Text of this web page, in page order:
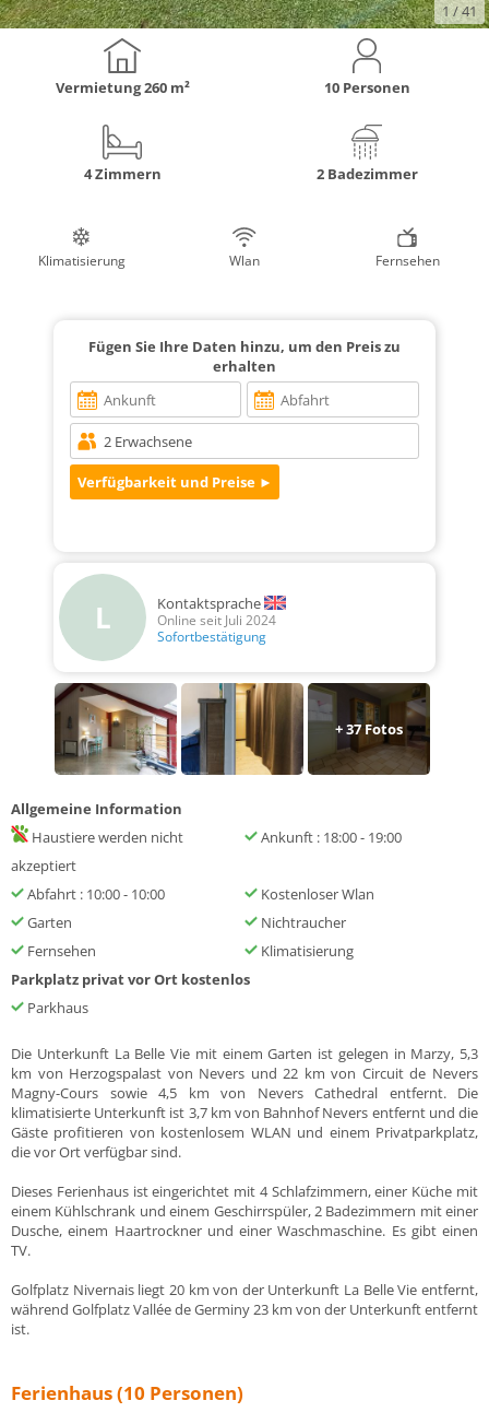
1/ 41
Vermietung260 m² 10 Personen
4 Zimmern 2 Badezimmer
Klimatisierung Wlan Fernsehen
Fügen Sie Ihre Daten hinzu, um den Preis zu
erhalten
L Kontaktsprache
Online seit Juli 2024
Sofortbestätigung
+37Fotos
Allgemeine Information
Haustiere werden nicht
akzeptiert
Ankunft : 18:00 - 19:00
Abfahrt : 10:00 - 10:00
Kostenloser Wlan
Garten
Nichtraucher
Fernsehen
Klimatisierung
Parkplatz privat vor Ort kostenlos
Parkhaus
Die Unterkunft La Belle Vie mit einem Garten ist gelegen in Marzy, 5,3
km von Herzogspalast von Nevers und 22 km von Circuit de Nevers
Magny-Cours sowie 4,5 km von Nevers Cathedral entfernt. Die
klimatisierte Unterkunft ist 3,7 km von Bahnhof Nevers entfernt und die
Gäste profitieren von kostenlosem WLAN und einem Privatparkplatz,
die vor Ort verfügbar sind.
Dieses Ferienhaus ist eingerichtet mit 4 Schlafzimmern, einer Küche mit
einem Kühlschrank und einem Geschirrspüler, 2 Badezimmern mit einer
Dusche, einem Haartrockner und einer Waschmaschine. Es gibt einen
TV.
Golfplatz Nivernais liegt 20 km von der Unterkunft La Belle Vie entfernt,
während Golfplatz Vallée de Germiny 23 km von der Unterkunft entfernt
ist.
Ferienhaus (10 Personen)